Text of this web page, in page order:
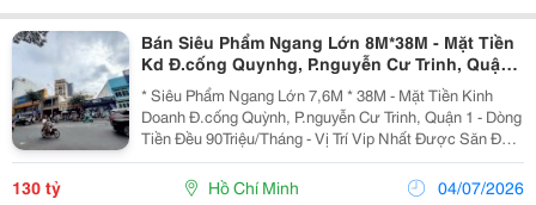
Bán Siêu Phẩm Ngang Lớn 8M*38M - Mặt Tiền
Kd Đ.cống Quynhg, P.nguyễn Cư Trinh, Quận
1 - Hdt 90/Th - Vị Trí Vip Nhất Ngay Bộ Công
An, Bệnh Viện Từ Dũ
* Siêu Phẩm Ngang Lớn 7,6M * 38M - Mặt Tiền Kinh
Doanh Đ.cống Quỳnh, P.nguyễn Cư Trinh, Quận 1 - Dòng
Tiền Đều 90Triệu/Tháng - Vị Trí Vip Nhất Được Săn Đón
- Diện Tích: 271M2. - Kết Cấu: Cấp 4 - Phù Hợp Chủ Mới
Về Xây Theo Công Năng Hoạt Động - Khu...
130 tỷ Hồ Chí Minh 04/07/2026